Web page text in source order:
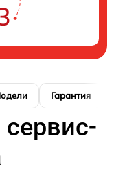
Гарантия